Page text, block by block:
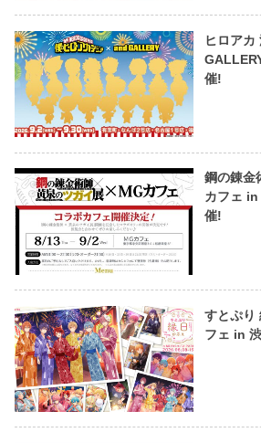
ヒロア
催!
鋼の錬金
カフェ in
催!
すとぷり
フェ in